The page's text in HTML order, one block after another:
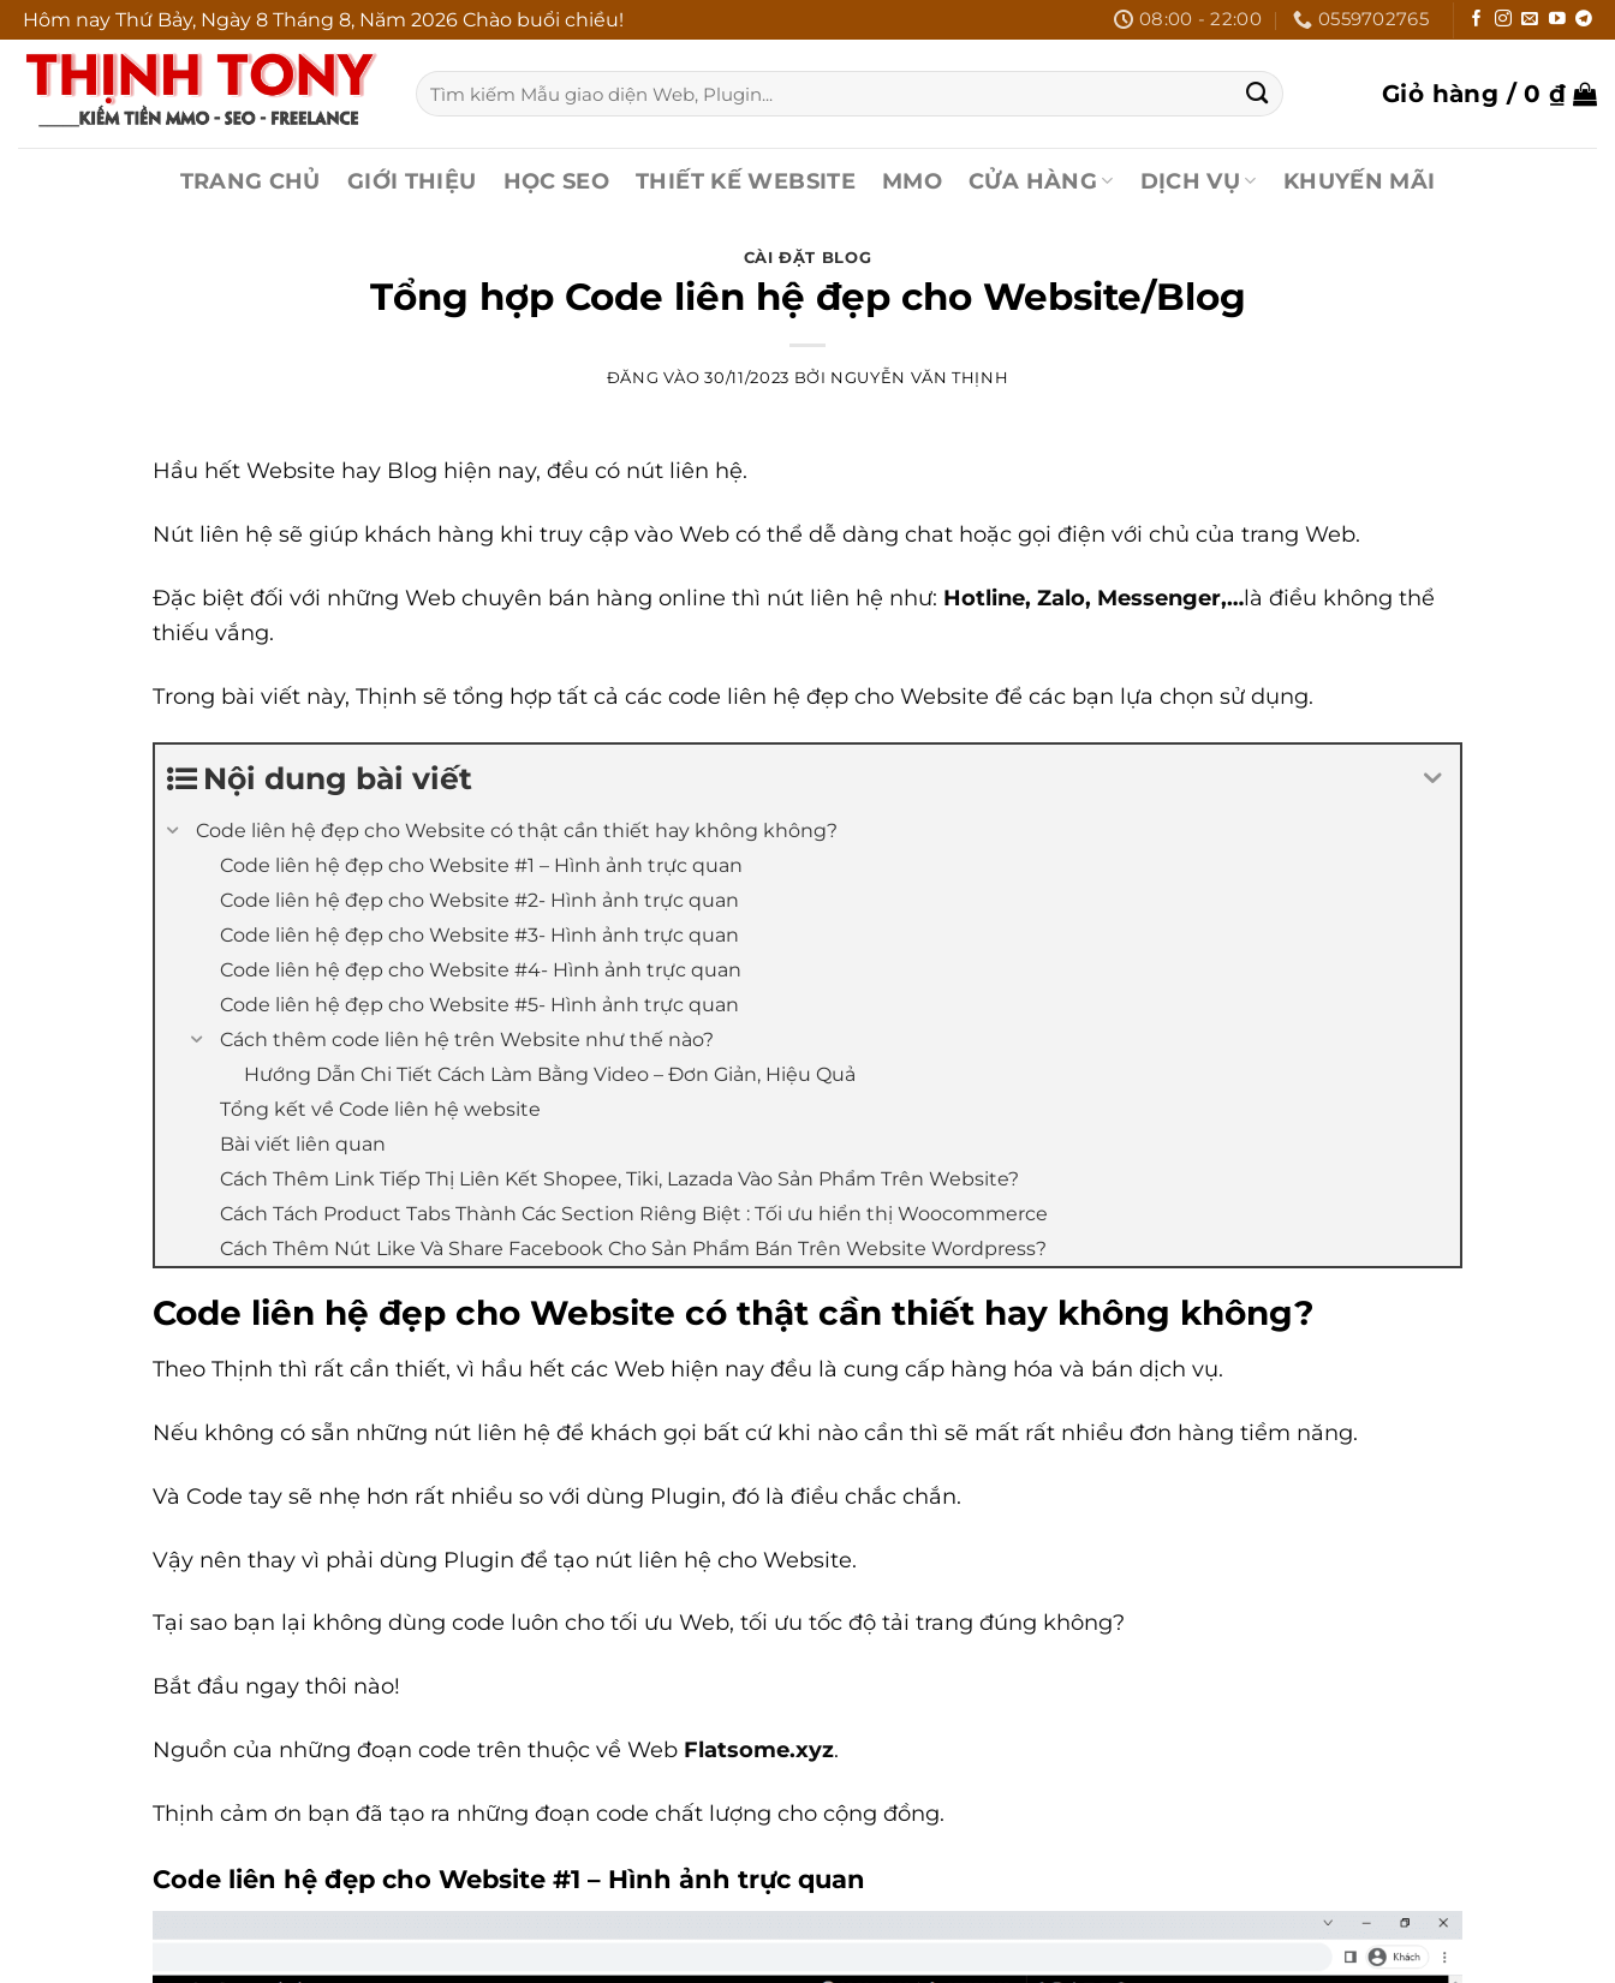
Bỏ
qua
dung
Hôm nay Thứ Bảy, Ngày 8 Tháng 8, Năm 2026 Chào buổi chiều! 08:00 - 22:00 0559702765
Tìm
kiếm:
Giỏ hàng /0₫
TRANG CHỦ GIỚI THIỆU HỌC SEO THIẾT KẾ WEBSITE MMO CỬA HÀNG DỊCH VỤ KHUYẾN MÃI
CÀI ĐẶT BLOG
Tổng hợp Code liên hệ đẹp cho Website/Blog
ĐĂNG VÀO30/11/2023 BỞI NGUYỄN VĂN THỊNH
Hầu hết Website hay Blog hiện nay, đều có nút liên hệ.
Nút liên hệ sẽ giúp khách hàng khi truy cập vào Web có thể dễ dàng chat hoặc gọi điện với chủ của trang Web.
Đặc biệt đối với những Web chuyên bán hàng online thì nút liên hệ như: Hotline, Zalo, Messenger,…là điều không thể
thiếu vắng.
Trong bài viết này, Thịnh sẽ tổng hợp tất cả các code liên hệ đẹp cho Website để các bạn lựa chọn sử dụng.
Nội dung bài viết
Code liên hệ đẹp cho Website có thật cần thiết hay không không?
Code liên hệ đẹp cho Website #1 – Hình ảnh trực quan
Code liên hệ đẹp cho Website #2- Hình ảnh trực quan
Code liên hệ đẹp cho Website #3- Hình ảnh trực quan
Code liên hệ đẹp cho Website #4- Hình ảnh trực quan
Code liên hệ đẹp cho Website #5- Hình ảnh trực quan
Cách thêm code liên hệ trên Website như thế nào?
Hướng Dẫn Chi Tiết Cách Làm Bằng Video – Đơn Giản, Hiệu Quả
Tổng kết về Code liên hệ website
Bài viết liên quan
Cách Thêm Link Tiếp Thị Liên Kết Shopee, Tiki, Lazada Vào Sản Phẩm Trên Website?
Cách Tách Product Tabs Thành Các Section Riêng Biệt : Tối ưu hiển thị Woocommerce
Cách Thêm Nút Like Và Share Facebook Cho Sản Phẩm Bán Trên Website Wordpress?
Code liên hệ đẹp cho Website có thật cần thiết hay không không?
Theo Thịnh thì rất cần thiết, vì hầu hết các Web hiện nay đều là cung cấp hàng hóa và bán dịch vụ.
Nếu không có sẵn những nút liên hệ để khách gọi bất cứ khi nào cần thì sẽ mất rất nhiều đơn hàng tiềm năng.
Và Code tay sẽ nhẹ hơn rất nhiều so với dùng Plugin, đó là điều chắc chắn.
Vậy nên thay vì phải dùng Plugin để tạo nút liên hệ cho Website.
Tại sao bạn lại không dùng code luôn cho tối ưu Web, tối ưu tốc độ tải trang đúng không?
Bắt đầu ngay thôi nào!
Nguồn của những đoạn code trên thuộc về Web Flatsome.xyz.
Thịnh cảm ơn bạn đã tạo ra những đoạn code chất lượng cho cộng đồng.
Code liên hệ đẹp cho Website #1 – Hình ảnh trực quan